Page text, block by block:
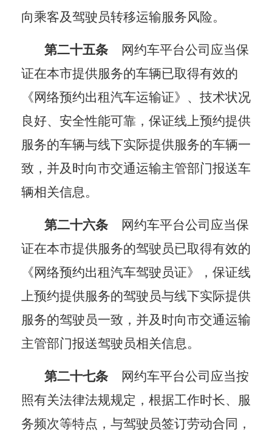
向乘客及驾驶员转移运输服务风险。
第二十五条
网约车平台公司应当保
证在本市提供服务的车辆已取得有效的
《网络预约出租汽车运输证》、技术状况
良好、安全性能可靠，保证线上预约提供
服务的车辆与线下实际提供服务的车辆一
致，并及时向市交通运输主管部门报送车
辆相关信息。
第二十六条
网约车平台公司应当保
证在本市提供服务的驾驶员已取得有效的
《网络预约出租汽车驾驶员证》，保证线
上预约提供服务的驾驶员与线下实际提供
服务的驾驶员一致，并及时向市交通运输
主管部门报送驾驶员相关信息。
第二十七条
网约车平台公司应当按
照有关法律法规规定，根据工作时长、服
务频次等特点，与驾驶员签订劳动合同，